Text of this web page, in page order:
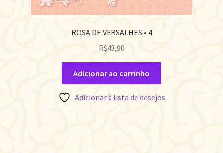
ROSA DE VERSALHES • 4
R$43,90
Adicionar ao carrinho
Adicionar à lista de desejos